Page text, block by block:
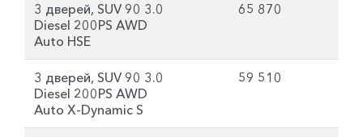
3 дверей, SUV 90 3.0
Diesel 200PS AWD
Auto HSE
65 870
3 дверей, SUV 90 3.0
Diesel 200PS AWD
Auto X-Dynamic S
59 510